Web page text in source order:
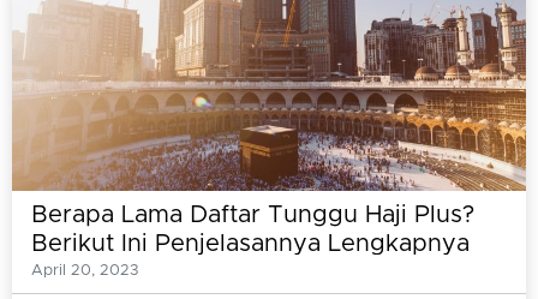
Berapa Lama Daftar Tunggu Haji Plus?
Berikut Ini Penjelasannya Lengkapnya
April 20, 2023